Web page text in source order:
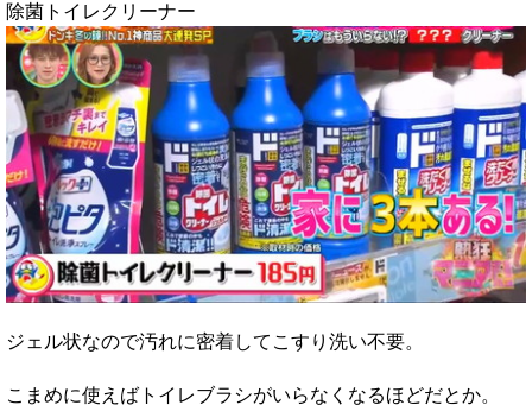
除菌トイレクリーナー
ジェル状なので汚れに密着してこすり洗い不要。
こまめに使えばトイレブラシがいらなくなるほどだとか。